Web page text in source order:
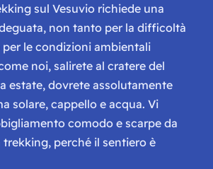
sul Vesuvio richiede una
non tanto per la difficoltà
le condizioni ambientali
noi, salirete al cratere del
estate, dovrete assolutamente
solare, cappello e acqua. Vi
comodo e scarpe da
perché il sentiero è